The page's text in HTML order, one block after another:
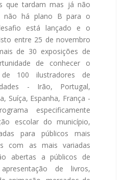
que tardam mas já não
não há plano B para o
está lançado e o
entre 25 de novembro
de 30 exposições de
de conhecer o
100 ilustradores de
- Irão, Portugal,
Suíça, Espanha, França -
especificamente
escolar do município,
para públicos mais
com as mais variadas
abertas a públicos de
de livros,